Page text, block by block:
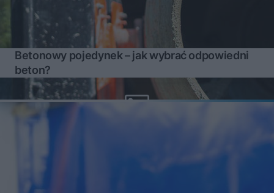
Betonowy pojedynek – jak wybrać odpowiedni
beton?